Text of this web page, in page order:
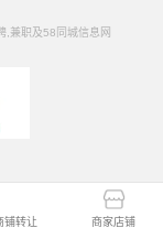
铺转让 商家店铺
,兼职及58同城信息网